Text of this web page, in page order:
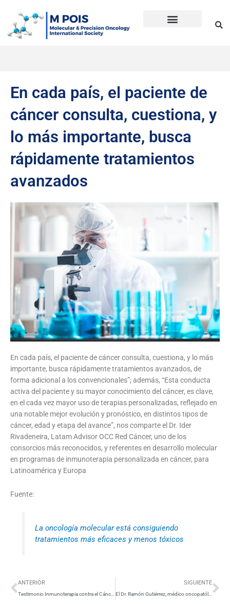
contenido
En cada país, el paciente de
cáncer consulta, cuestiona, y
lo más importante, busca
rápidamente tratamientos
avanzados
En cada país, el paciente de cáncer consulta, cuestiona, y lo más
importante, busca rápidamente tratamientos avanzados, de
forma adicional a los convencionales”; además, “Esta conducta
activa del paciente y su mayor conocimiento del cáncer, es clave,
en el cada vez mayor uso de terapias personalizadas, reflejado en
una notable mejor evolución y pronóstico, en distintos tipos de
cáncer, edad y etapa del avance”, nos comparte el Dr. Ider
Rivadeneira, Latam Advisor OCC Red Cáncer, uno de los
consorcios más reconocidos, y referentes en desarrollo molecular
en programas de inmunoterapia personalizada en cáncer, para
Latinoamérica y Europa
Fuente:
La oncología molecular está consiguiendo
tratamientos más eficaces y menos tóxicos
Ant
ANTERIOR SIGUIENTE